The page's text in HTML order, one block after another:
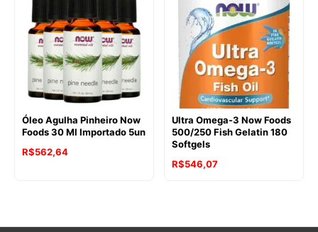
Óleo Agulha Pinheiro Now
Foods 30 Ml Importado 5un
R$562,64
Ultra Omega-3 Now Foods
500/250 Fish Gelatin 180
Softgels
R$546,07